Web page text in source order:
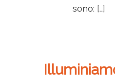
sono: […]